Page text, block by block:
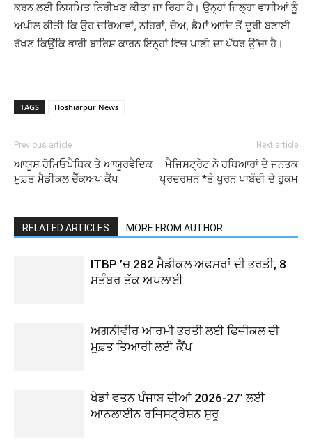
ਕਰਨ ਲਈ ਨਿਯਮਿਤ ਨਿਰੀਖਣ ਕੀਤਾ ਜਾ ਰਿਹਾ ਹੈ। ਉਨ੍ਹਾਂ ਜ਼ਿਲ੍ਹਾ ਵਾਸੀਆਂ ਨੂੰ
ਅਪੀਲ ਕੀਤੀ ਕਿ ਉਹ ਦਰਿਆਵਾਂ, ਨਹਿਰਾਂ, ਚੋਅ, ਡੈਮਾਂ ਆਦਿ ਤੋਂ ਦੂਰੀ ਬਣਾਈ
ਰੱਖਣ ਕਿਉਂਕਿ ਭਾਰੀ ਬਾਰਿਸ਼ ਕਾਰਨ ਇਨ੍ਹਾਂ ਵਿਚ ਪਾਣੀ ਦਾ ਪੱਧਰ ਉੱਚਾ ਹੈ।
TAGS Hoshiarpur News
Previous article
ਆਯੂਸ਼ ਹੋਮਿਓਪੈਥਿਕ ਤੇ ਆਯੂਰਵੈਦਿਕ
ਮੁਫ਼ਤ ਮੈਡੀਕਲ ਚੈੱਕਅਪ ਕੈਂਪ
Next article
ਮੈਜਿਸਟ੍ਰੇਟ ਨੇ ਹਥਿਆਰਾਂ ਦੇ ਜਨਤਕ
ਪ੍ਰਦਰਸ਼ਨ *ਤੇ ਪੂਰਨ ਪਾਬੰਦੀ ਦੇ ਹੁਕਮ
RELATED ARTICLES MORE FROM AUTHOR
ITBP ’ਚ 282 ਮੈਡੀਕਲ ਅਫਸਰਾਂ ਦੀ ਭਰਤੀ, 8
ਸਤੰਬਰ ਤੱਕ ਅਪਲਾਈ
ਅਗਨੀਵੀਰ ਆਰਮੀ ਭਰਤੀ ਲਈ ਫਿਜ਼ੀਕਲ ਦੀ
ਮੁਫ਼ਤ ਤਿਆਰੀ ਲਈ ਕੈਂਪ
ਖੇਡਾਂ ਵਤਨ ਪੰਜਾਬ ਦੀਆਂ 2026-27’ ਲਈ
ਆਨਲਾਈਨ ਰਜਿਸਟ੍ਰੇਸ਼ਨ ਸ਼ੁਰੂ